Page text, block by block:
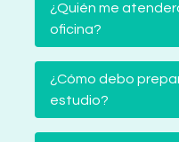
¿Quién me
oficina?
¿Cómo debo
estudio?